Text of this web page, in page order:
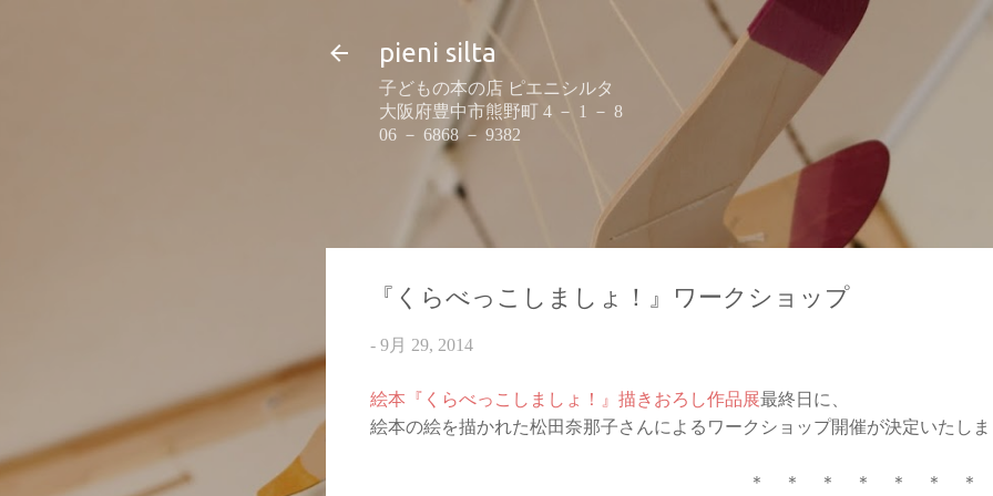
スキップしてメイン コンテンツに移動
pieni silta
子どもの本の店 ピエニシルタ
大阪府豊中市熊野町 4 － 1 － 8
06 － 6868 － 9382
『くらべっこしましょ！』ワークショップ
- 9月 29, 2014
絵本『くらべっこしましょ！』描きおろし作品展最終日に、
絵本の絵を描かれた松田奈那子さんによるワークショップ開催が決定いたし
＊ ＊ ＊ ＊ ＊ ＊ ＊